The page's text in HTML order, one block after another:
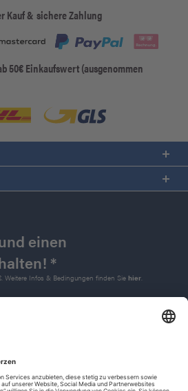
Kauf & sichere Zahlung
50€ Einkaufswert (ausgenommen
einen
*
Weitere Infos & Bedingungen finden Sie hier.